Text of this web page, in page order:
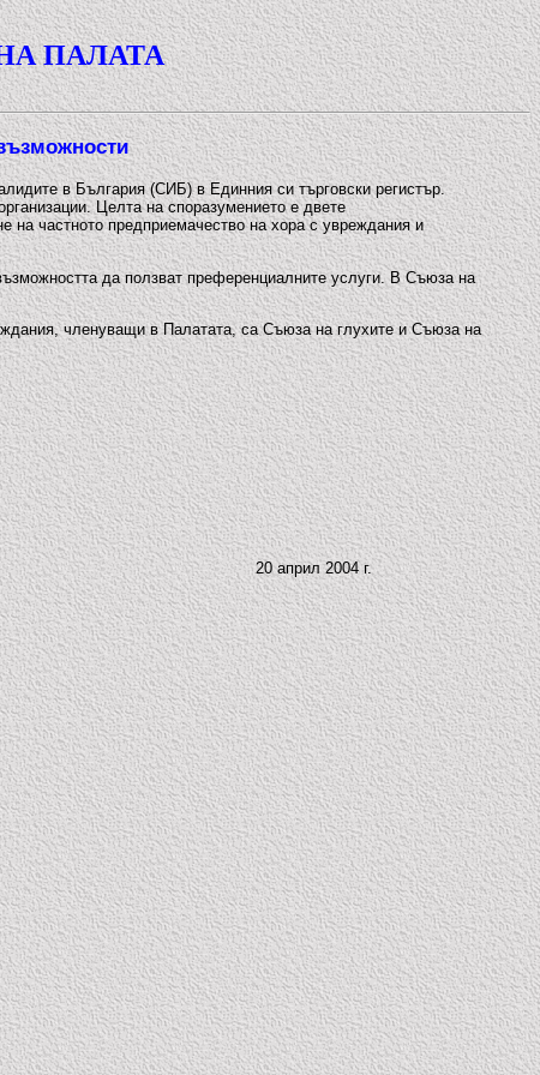
ПАЛАТА
в България (СИБ) в Единния си търговски регистър.
Целта на споразумението е двете
на частното предприемачество на хора с увреждания и
да ползват преференциалните услуги. В Съюза на
членуващи в Палатата, са Съюза на глухите и Съюза на
20 април 2004 г.